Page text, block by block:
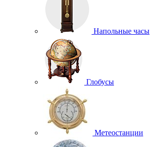
Напольные часы
Глобусы
Метеостанции